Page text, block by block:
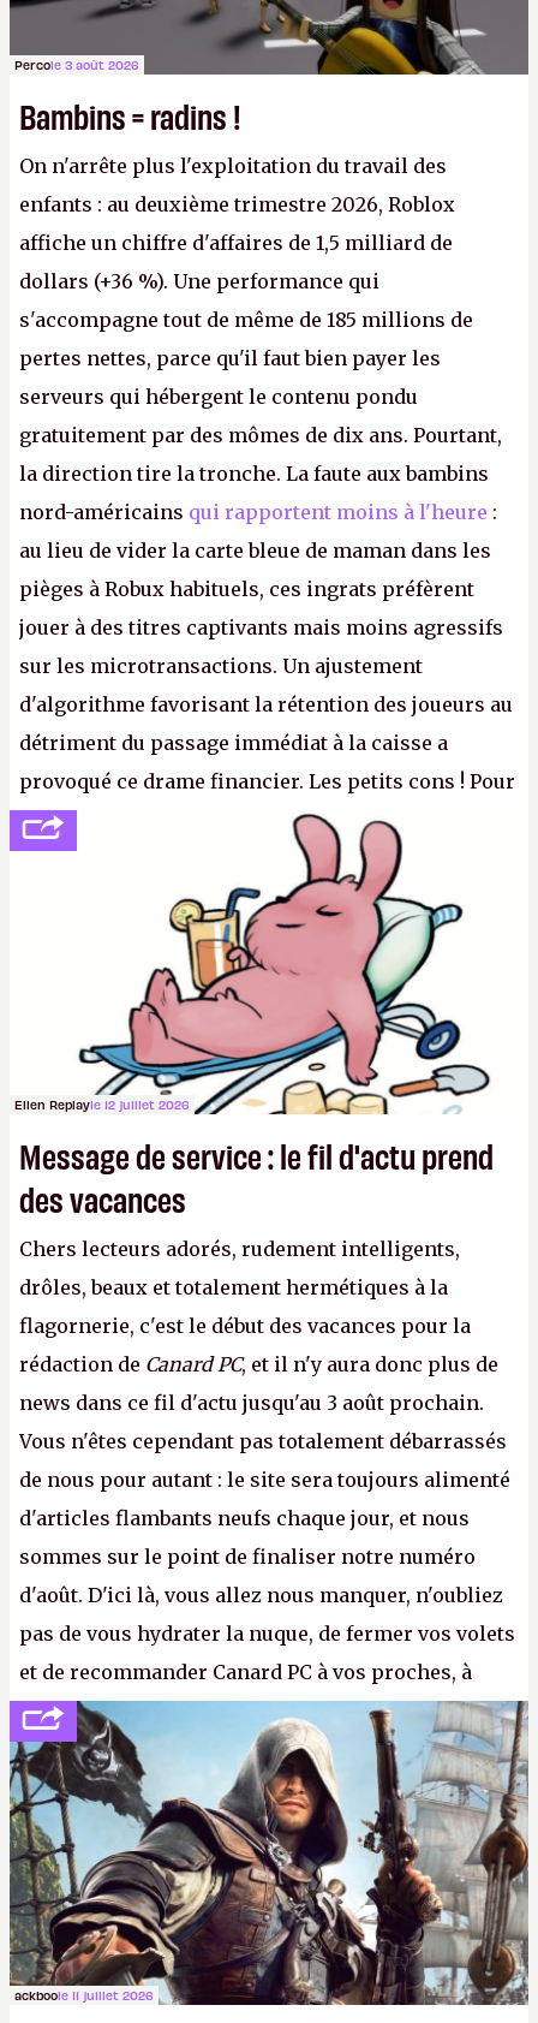
Percole 3 août 2026
Bambins = radins !
On n'arrête plus l'exploitation du travail des
enfants : au deuxième trimestre 2026, Roblox
affiche un chiffre d'affaires de 1,5 milliard de
dollars (+36 %). Une performance qui
s'accompagne tout de même de 185 millions de
pertes nettes, parce qu'il faut bien payer les
serveurs qui hébergent le contenu pondu
gratuitement par des mômes de dix ans. Pourtant,
la direction tire la tronche. La faute aux bambins
nord-américains qui rapportent moins à l'heure :
au lieu de vider la carte bleue de maman dans les
pièges à Robux habituels, ces ingrats préfèrent
jouer à des titres captivants mais moins agressifs
sur les microtransactions. Un ajustement
d'algorithme favorisant la rétention des joueurs au
détriment du passage immédiat à la caisse a
provoqué ce drame financier. Les petits cons ! Pour
se consoler, le PDG David Baszucki peut compter
sur le déblocage du jeu en Russie et l'explosion des
joueurs majeurs (+32 %). L'avenir appartient donc
aux adultes, qui ne sont jamais que des enfants
avec du pouvoir d'achat.P.
Ellen Replayle 12 juillet 2026
Message de service : le fil d'actu prend
des vacances
Chers lecteurs adorés, rudement intelligents,
drôles, beaux et totalement hermétiques à la
flagornerie, c'est le début des vacances pour la
rédaction de Canard PC, et il n'y aura donc plus de
news dans ce fil d'actu jusqu'au 3 août prochain.
Vous n'êtes cependant pas totalement débarrassés
de nous pour autant : le site sera toujours alimenté
d'articles flambants neufs chaque jour, et nous
sommes sur le point de finaliser notre numéro
d'août. D'ici là, vous allez nous manquer, n'oubliez
pas de vous hydrater la nuque, de fermer vos volets
et de recommander Canard PC à vos proches, à
votre famille et aux inconnus que vous croisez
dans la rue. Bon été à tous ! –ER.
ackboole 11 juillet 2026